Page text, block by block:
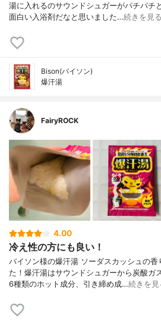
湯に入れるのサウンドシュガーがパチパチ
面白い入浴剤だなと思いました…続きを見る
Bison(バイソン)
爆汗湯
FairyROCK
4.00
冷え性の方にも良い！
バイソン様の爆汗湯 ソーダスカッシュの香
た！爆汗湯はサウンドシュガーから炭酸ガ
6種類のホット成分、引き締め成…続きを見